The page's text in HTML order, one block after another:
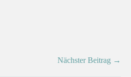
Nächster Beitrag →